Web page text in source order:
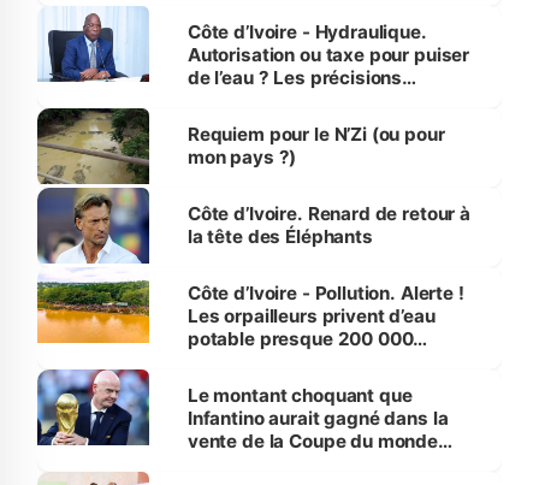
Côte d’Ivoire - Hydraulique.
Autorisation ou taxe pour puiser
de l’eau ? Les précisions
Requiem pour le N’Zi (ou pour
mon pays ?)
Côte d’Ivoire. Renard de retour à
la tête des Éléphants
Côte d’Ivoire - Pollution. Alerte !
Les orpailleurs privent d’eau
potable presque 200 000
Le montant choquant que
Infantino aurait gagné dans la
vente de la Coupe du monde